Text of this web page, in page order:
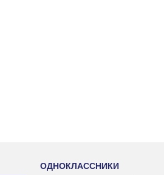
ОДНОКЛАССНИКИ